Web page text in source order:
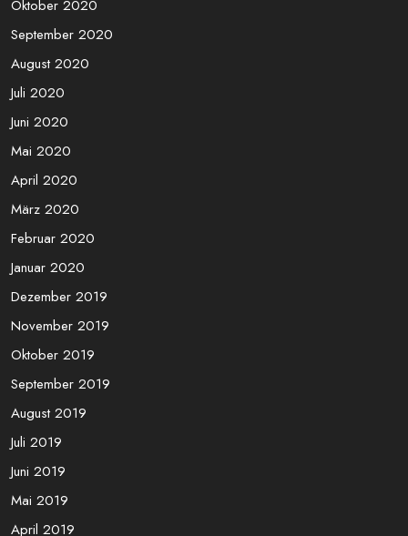
Oktober 2020
September 2020
August 2020
Juli 2020
Juni 2020
Mai 2020
April 2020
März 2020
Februar 2020
Januar 2020
Dezember 2019
November 2019
Oktober 2019
September 2019
August 2019
Juli 2019
Juni 2019
Mai 2019
April 2019